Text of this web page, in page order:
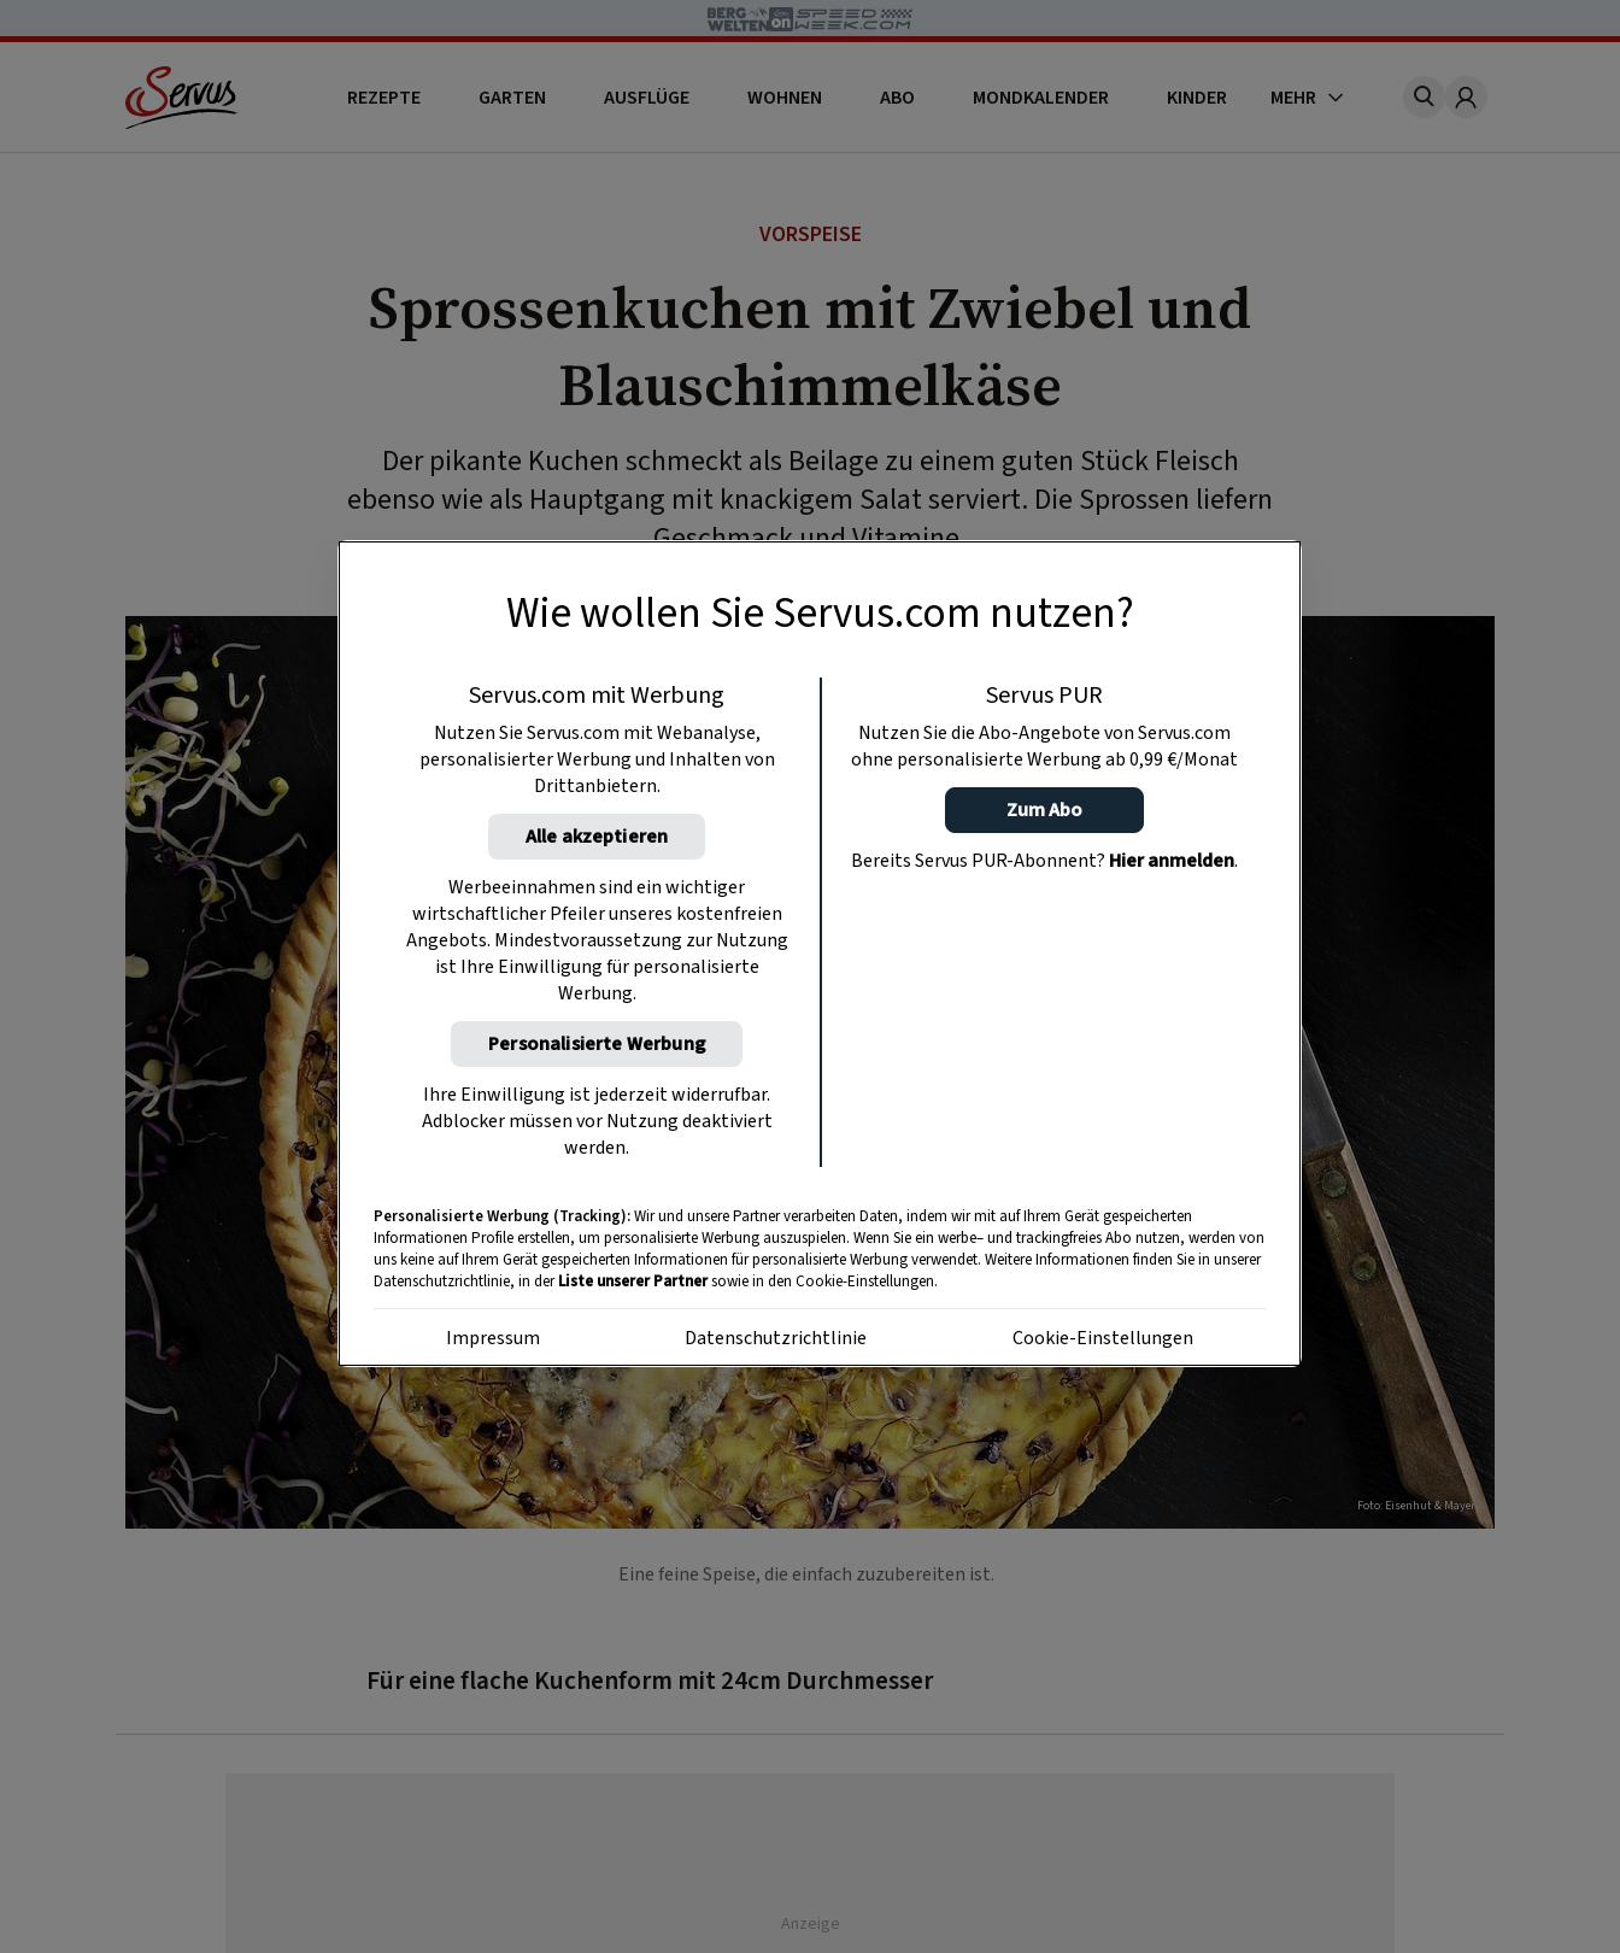
REZEPTE GARTEN AUSFLÜGE WOHNEN ABO MONDKALENDER KINDER MEHR Account
VORSPEISE
Sprossenkuchen mit Zwiebel und
Blauschimmelkäse
Der pikante Kuchen schmeckt als Beilage zu einem guten Stück Fleisch
ebenso wie als Hauptgang mit knackigem Salat serviert. Die Sprossen liefern
Geschmack und Vitamine.
Foto: Eisenhut & Mayer
Eine feine Speise, die einfach zuzubereiten ist.
Für eine flache Kuchenform mit 24cm Durchmesser
Anzeige
Wie wollen Sie Servus.com nutzen?
Servus.com mit Werbung
Nutzen Sie Servus.com mit Webanalyse,
personalisierter Werbung und Inhalten von
Drittanbietern.
Alle akzeptieren
Werbeeinnahmen sind ein wichtiger
wirtschaftlicher Pfeiler unseres kostenfreien
Angebots. Mindestvoraussetzung zur Nutzung
ist Ihre Einwilligung für personalisierte
Werbung.
Personalisierte Werbung
Ihre Einwilligung ist jederzeit widerrufbar.
Adblocker müssen vor Nutzung deaktiviert
werden.
Servus PUR
Nutzen Sie die Abo-Angebote von Servus.com
ohne personalisierte Werbung ab 0,99 €/Monat
Zum Abo
Bereits Servus PUR-Abonnent? Hier anmelden.
Personalisierte Werbung (Tracking):Wir und unsere Partner verarbeiten Daten, indem wir mit auf Ihrem Gerät gespeicherten
Informationen Profile erstellen, um personalisierte Werbung auszuspielen. Wenn Sie ein werbe– und trackingfreies Abo nutzen, werden von
uns keine auf Ihrem Gerät gespeicherten Informationen für personalisierte Werbung verwendet. Weitere Informationen finden Sie in unserer
Datenschutzrichtlinie, in derListe unserer Partnersowie in den Cookie-Einstellungen.
Impressum Datenschutzrichtlinie Cookie-Einstellungen